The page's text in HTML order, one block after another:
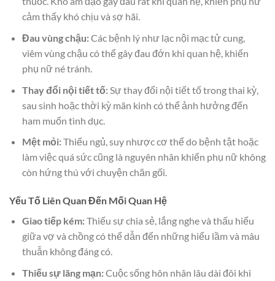
cảm thấy khó chịu và sợ hãi.
Đau vùng chậu:Các bệnh lý như lạc nội mạc tử cung,
viêm vùng chậu có thể gây đau đớn khi quan hệ, khiến
phụ nữ né tránh.
Thay đổi nội tiết tố:Sự thay đổi nội tiết tố trong thai kỳ,
sau sinh hoặc thời kỳ mãn kinh có thể ảnh hưởng đến
ham muốn tình dục.
Mệt mỏi:Thiếu ngủ, suy nhược cơ thể do bệnh tật hoặc
làm việc quá sức cũng là nguyên nhân khiến phụ nữ không
còn hứng thú với chuyện chăn gối.
Yếu Tố Liên Quan Đến Mối Quan Hệ
Giao tiếp kém:Thiếu sự chia sẻ, lắng nghe và thấu hiểu
giữa vợ và chồng có thể dẫn đến những hiểu lầm và mâu
thuẫn không đáng có.
Thiếu sự lãng mạn:Cuộc sống hôn nhân lâu dài đôi khi